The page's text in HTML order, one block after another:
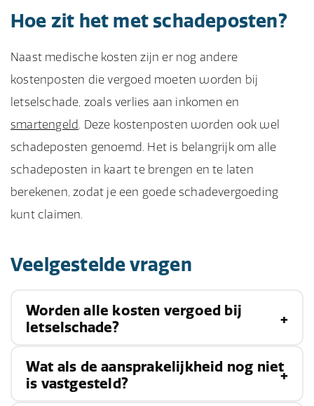
Hoe zit het met schadeposten?
Naast medische kosten zijn er nog andere
kostenposten die vergoed moeten worden bij
letselschade, zoals verlies aan inkomen en
smartengeld. Deze kostenposten worden ook wel
schadeposten genoemd. Het is belangrijk om alle
schadeposten in kaart te brengen en te laten
berekenen, zodat je een goede schadevergoeding
kunt claimen.
Veelgestelde vragen
Worden alle kosten vergoed bij
letselschade?
In principe wel, maar het hangt af van de
specifieke situatie. Het is belangrijk om dit goed
Wat als de aansprakelijkheid nog niet
is vastgesteld?